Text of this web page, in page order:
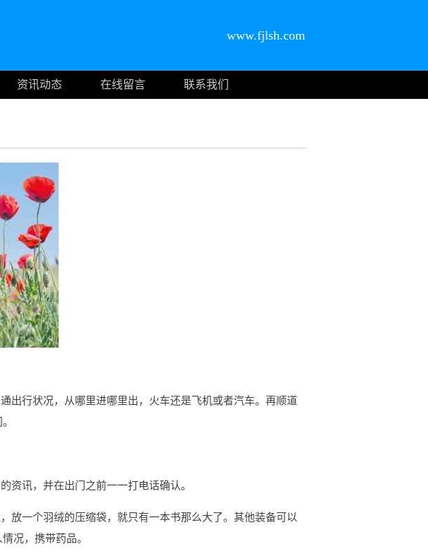
www.fjlsh.com
资讯动态 在线留言
联系我们
出行状况，从哪里进哪里出，火车还是飞机或者汽车。再顺道
资讯，并在出门之前一一打电话确认。
放一个羽绒的压缩袋，就只有一本书那么大了。其他装备可以
况，携带药品。